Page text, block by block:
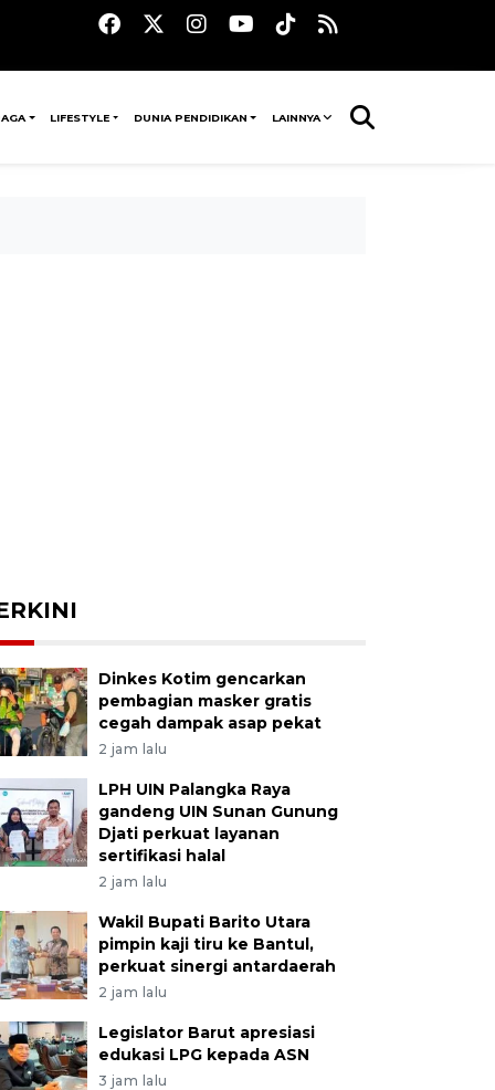
LIFESTYLE DUNIA PENDIDIKAN LAINNYA
Dinkes Kotim gencarkan
pembagian masker gratis
cegah dampak asap pekat
2 jam lalu
LPH UIN Palangka Raya
gandeng UIN Sunan Gunung
Djati perkuat layanan
sertifikasi halal
2 jam lalu
Wakil Bupati Barito Utara
pimpin kaji tiru ke Bantul,
perkuat sinergi antardaerah
2 jam lalu
Legislator Barut apresiasi
edukasi LPG kepada ASN
3 jam lalu